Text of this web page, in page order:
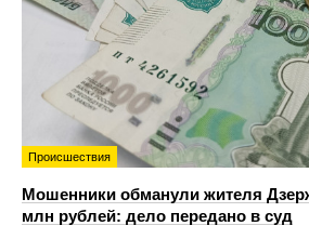
Происшествия
Мошенники обманули жителя
млн рублей: дело передано в суд